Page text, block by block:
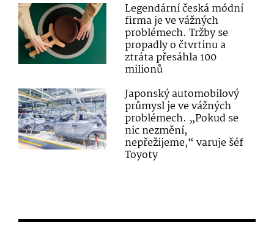
Legendární česká módní
firma je ve vážných
problémech. Tržby se
propadly o čtvrtinu a
ztráta přesáhla 100
milionů
Japonský automobilový
průmysl je ve vážných
problémech. „Pokud se
nic nezmění,
nepřežijeme,“ varuje šéf
Toyoty